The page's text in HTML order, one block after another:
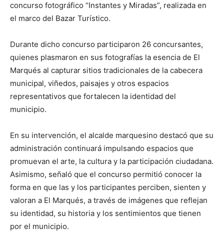
concurso fotográfico “Instantes y Miradas”, realizada en
el marco del Bazar Turístico.
Durante dicho concurso participaron 26 concursantes,
quienes plasmaron en sus fotografías la esencia de El
Marqués al capturar sitios tradicionales de la cabecera
municipal, viñedos, paisajes y otros espacios
representativos que fortalecen la identidad del
municipio.
En su intervención, el alcalde marquesino destacó que su
administración continuará impulsando espacios que
promuevan el arte, la cultura y la participación ciudadana.
Asimismo, señaló que el concurso permitió conocer la
forma en que las y los participantes perciben, sienten y
valoran a El Marqués, a través de imágenes que reflejan
su identidad, su historia y los sentimientos que tienen
por el municipio.